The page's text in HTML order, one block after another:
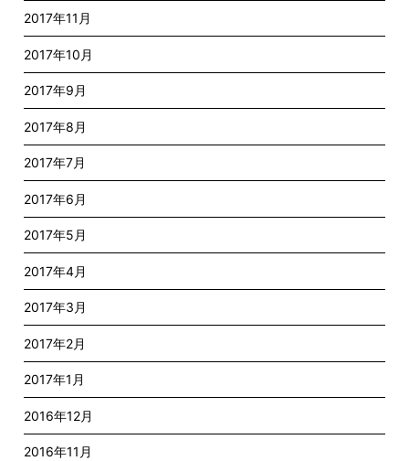
2017年11月
2017年10月
2017年9月
2017年8月
2017年7月
2017年6月
2017年5月
2017年4月
2017年3月
2017年2月
2017年1月
2016年12月
2016年11月